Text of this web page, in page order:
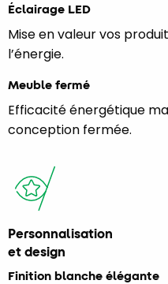
Éclairage LED
Mise en valeur vos
l’énergie.
Meuble fermé
Efficacité énergétique
conception fermée.
Personnalisation
et design
Finition blanche élégante